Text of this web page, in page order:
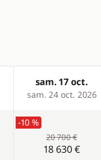
sam. 17 oct.
sam. 24 oct. 2026
-10 %
20 700 €
18 630 €